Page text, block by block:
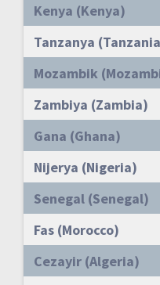
Kenya (Kenya)
Tanzanya
Mozambik
Zambiya (Zambia)
Gana (Ghana)
Nijerya (Nigeria)
Senegal (Senegal)
Fas (Morocco)
Cezayir (Algeria)